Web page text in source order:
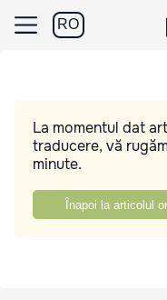
RO
La momentul dat
traducere, vă
minute.
Înapoi la articolul